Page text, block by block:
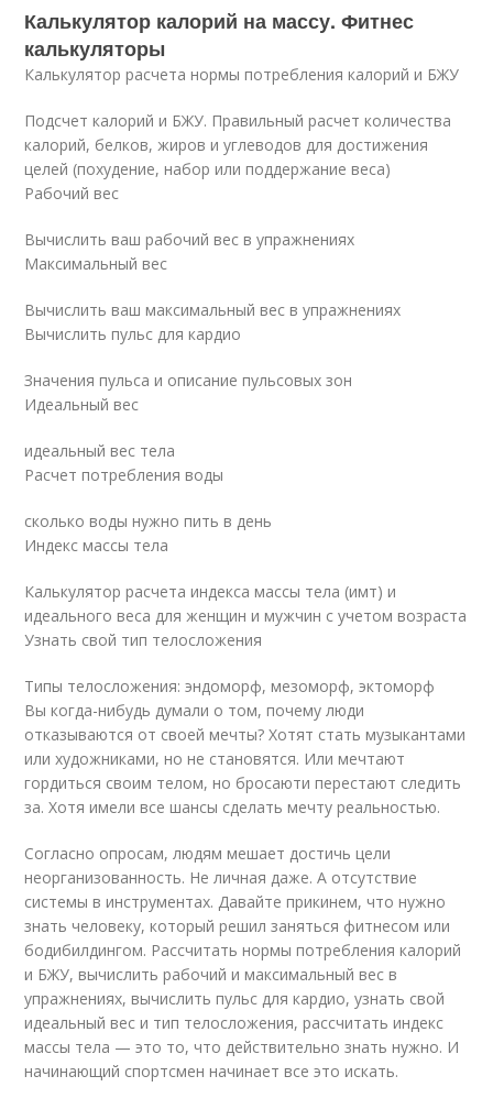
Калькулятор калорий на массу. Фитнес
калькуляторы
Калькулятор расчета нормы потребления калорий и БЖУ
Подсчет калорий и БЖУ. Правильный расчет количества
калорий, белков, жиров и углеводов для достижения
целей (похудение, набор или поддержание веса)
Рабочий вес
Вычислить ваш рабочий вес в упражнениях
Максимальный вес
Вычислить ваш максимальный вес в упражнениях
Вычислить пульс для кардио
Значения пульса и описание пульсовых зон
Идеальный вес
идеальный вес тела
Расчет потребления воды
сколько воды нужно пить в день
Индекс массы тела
Калькулятор расчета индекса массы тела (имт) и
идеального веса для женщин и мужчин с учетом возраста
Узнать свой тип телосложения
Типы телосложения: эндоморф, мезоморф, эктоморф
Вы когда-нибудь думали о том, почему люди
отказываются от своей мечты? Хотят стать музыкантами
или художниками, но не становятся. Или мечтают
гордиться своим телом, но бросаюти перестают следить
за. Хотя имели все шансы сделать мечту реальностью.
Согласно опросам, людям мешает достичь цели
неорганизованность. Не личная даже. А отсутствие
системы в инструментах. Давайте прикинем, что нужно
знать человеку, который решил заняться фитнесом или
бодибилдингом. Рассчитать нормы потребления калорий
и БЖУ, вычислить рабочий и максимальный вес в
упражнениях, вычислить пульс для кардио, узнать свой
идеальный вес и тип телосложения, рассчитать индекс
массы тела — это то, что действительно знать нужно. И
начинающий спортсмен начинает все это искать.